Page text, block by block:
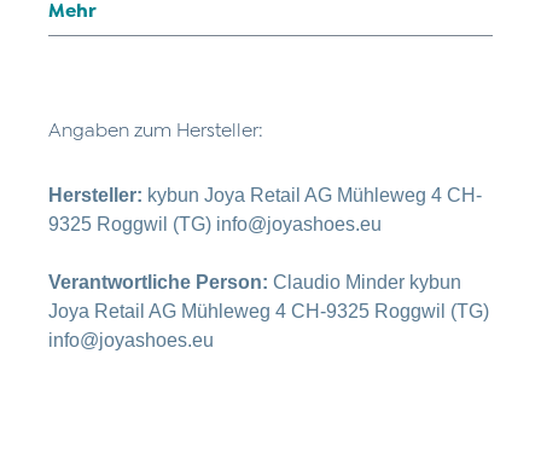
Mehr
Angaben zum Hersteller:
Hersteller: kybun Joya Retail AG Mühleweg 4 CH-
9325 Roggwil (TG) info@joyashoes.eu
Verantwortliche Person: Claudio Minder kybun
Joya Retail AG Mühleweg 4 CH-9325 Roggwil (TG)
info@joyashoes.eu